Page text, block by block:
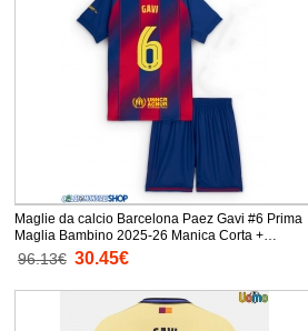
Maglie da calcio Barcelona Paez Gavi #6 Prima
Maglia Bambino 2025-26 Manica Corta +
Pantaloni corti)
96.13€ 30.45€